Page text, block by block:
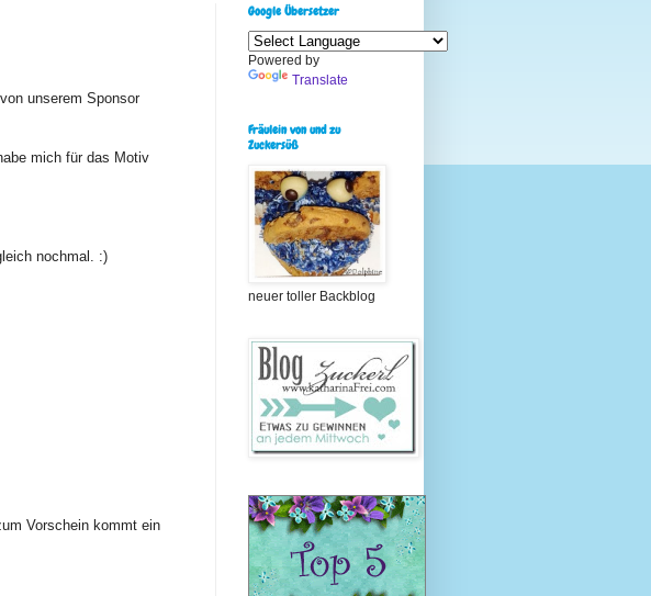
unserem Sponsor
mich für das Motiv
nochmal. :)
Vorschein kommt ein
Google Übersetzer
Powered by
Translate
Fräulein von und zu
Zuckersüß
neuer toller Backblog